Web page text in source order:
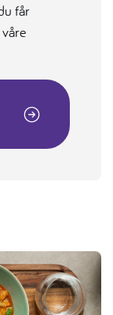
får